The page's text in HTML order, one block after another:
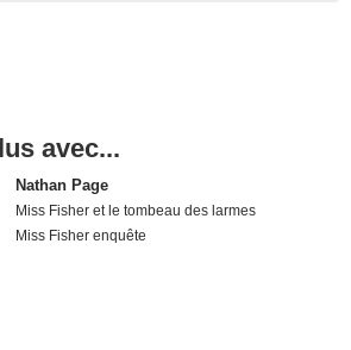
avec...
Nathan Page
Miss Fisher et le tombeau des larmes
Miss Fisher enquête